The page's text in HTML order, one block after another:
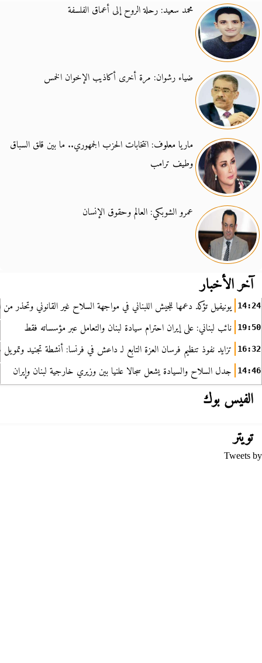
محمد سعيد: رحلة الروح إلى أعماق الفلسفة
ضياء رشوان: مرة أخرى أكاذيب الإخوان الخمس
ماريا معلوف: انتخابات الحزب الجمهوري.. ما بين قلق السباق
وطيف ترامب
عمرو الشوبكي: العالم وحقوق الإنسان
آخر الأخبار
14:24 يونيفيل تؤكد دعمها للجيش اللبناني في مواجهة السلاح غير القانوني وتحذر من
19:50 نائب لبناني: على إيران احترام سيادة لبنان والتعامل عبر مؤسساته فقط
16:32 تزايد نفوذ تنظيم فرسان العزة التابع لـ داعش في فرنسا: أنشطة تجنيد
14:46 جدل السلاح والسيادة يشعل سجالا علنيا بين وزيري خارجية لبنان وإيران
الفيس بوك
تويتر
Tweets by